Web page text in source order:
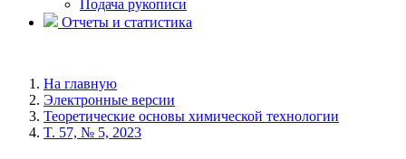
Подача рукописи
Отчеты и статистика
На главную
Электронные версии
Теоретические основы химической технологии
T. 57, № 5, 2023